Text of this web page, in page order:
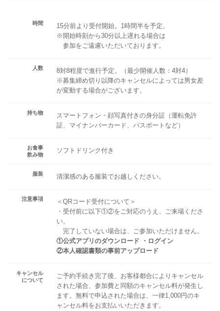
時間
15分前より受付開始。1時間半を予定。
※開始時刻から30分以上遅れる場合は
参加をご遠慮いただいております。
人数
8対8程度で進行予定。（最少開催人数：4対4）
※募集締め切り以降のキャンセルによっては男女差
が変動する場合がございます。
持ち物
スマートフォン・顔写真付きの身分証（運転免許
証、マイナンバーカード、パスポートなど）
お食事
飲み物
ソフトドリンク付き
服装 清潔感のある服装でお越しください。
注意事項
＜QRコード受付について＞
・受付前に以下①②をご対応のうえ、ご来場くださ
い。
完了していない場合は、ご参加いただけません。
①公式アプリのダウンロード ・ログイン
②本人確認書類の事前アップロード
キャンセル
について
ご予約手続き完了後、お客様都合によりキャンセル
された場合、参加費と同額のキャンセル料が発生し
ます。無料で申込された場合は、一律1,000円のキ
ャンセル料をお支払いいただきます。